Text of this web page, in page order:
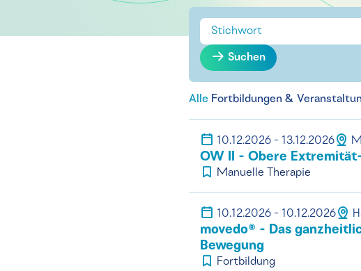
Suchen
Alle Fortbildungen &
10.12.2026 - 13.12.2026
OW II - Obere
Manuelle Therapie
10.12.2026 - 10.12.2026
movedo® - Das
Bewegung
Fortbildung